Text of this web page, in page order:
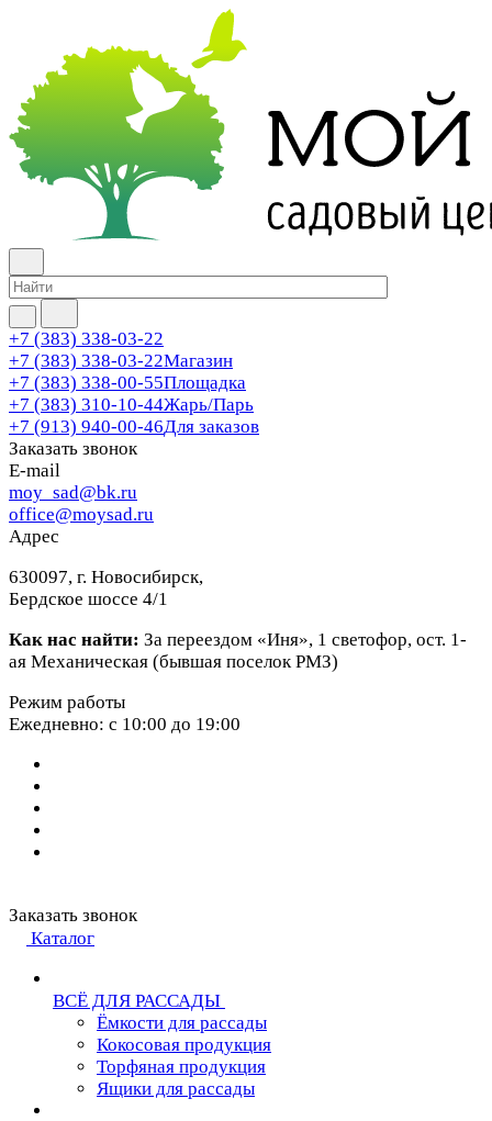
+7 (383) 338-03-22
+7 (383) 338-03-22Магазин
+7 (383) 338-00-55Площадка
+7 (383) 310-10-44Жарь/Парь
+7 (913) 940-00-46Для заказов
Заказать звонок
E-mail
moy_sad@bk.ru
office@moysad.ru
Адрес
630097, г. Новосибирск,
Бердское шоссе 4/1
Как нас найти: За переездом «Иня», 1 светофор, ост. 1-
ая Механическая (бывшая поселок РМЗ)
Режим работы
Ежедневно: с 10:00 до 19:00
Заказать звонок
Каталог
ВСЁ ДЛЯ РАССАДЫ
Ёмкости для рассады
Кокосовая продукция
Торфяная продукция
Ящики для рассады